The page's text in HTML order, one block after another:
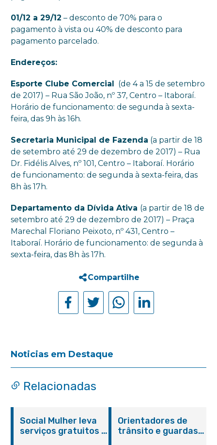
01/12 a 29/12 – desconto de 70% para o
pagamento à vista ou 40% de desconto para
pagamento parcelado.
Endereços:
Esporte Clube Comercial (de 4 a 15 de setembro
de 2017) – Rua São João, nº 37, Centro – Itaboraí.
Horário de funcionamento: de segunda à sexta-
feira, das 9h às 16h.
Secretaria Municipal de Fazenda (a partir de 18
de setembro até 29 de dezembro de 2017) – Rua
Dr. Fidélis Alves, nº 101, Centro – Itaboraí. Horário
de funcionamento: de segunda à sexta-feira, das
8h às 17h.
Departamento da Dívida Ativa (a partir de 18 de
setembro até 29 de dezembro de 2017) – Praça
Marechal Floriano Peixoto, nº 431, Centro –
Itaboraí. Horário de funcionamento: de segunda à
sexta-feira, das 8h às 17h.
Compartilhe
Noticias em Destaque
Relacionadas
Social Mulher leva
serviços gratuitos à
Orientadores de
trânsito e guardas